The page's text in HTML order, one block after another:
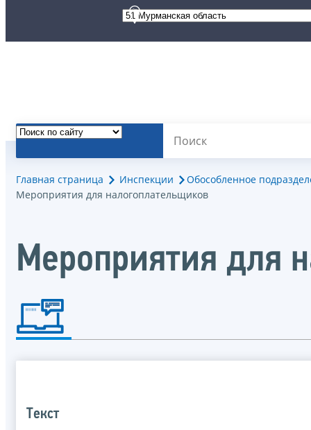
Главная страница Инспекции
Обособленное
Мероприятия для налогоплательщиков
Мероприятия для
Текст